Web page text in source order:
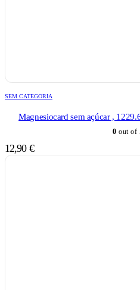
SEM CATEGORIA
Magnesiocard sem açúcar ,
0 out of
12,90 €